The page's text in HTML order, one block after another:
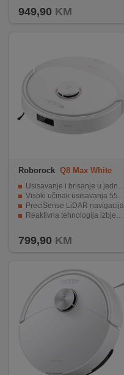
949,90 KM
Roborock Q8 Max White
Usisavanje i brisanje u jednom prolazu
Visoki učinak usisavanja 5500 Pa
PreciSense LiDAR navigacija
Reaktivna tehnologija izbjegavanja prepreka
799,90 KM